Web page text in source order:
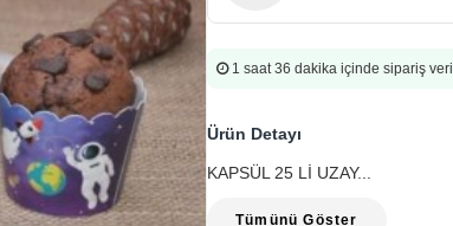
Ürün Detayı
KAPSÜL 25 Lİ UZAY...
Tümünü Göster
1 saat 36 dakika içinde sipariş